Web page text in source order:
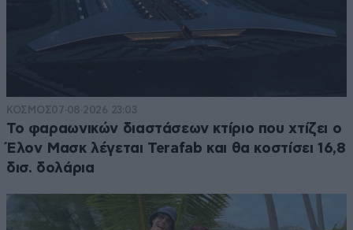
ΚΟΣΜΟΣ07·08·2026 23:03
Το φαραωνικών διαστάσεων κτίριο που χτίζει ο
Έλον Μασκ λέγεται Terafab και θα κοστίσει 16,8
δισ. δολάρια